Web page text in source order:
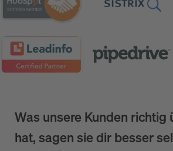
Was unsere Kunden richtig
hat, sagen sie dir besser